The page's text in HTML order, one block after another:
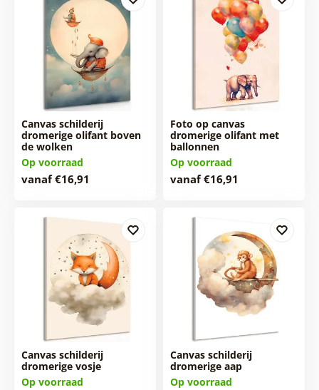
Canvas schilderij
dromerige olifant boven
de wolken
Op voorraad
vanaf €16,91
Foto op canvas
dromerige olifant met
ballonnen
Op voorraad
vanaf €16,91
Canvas schilderij
dromerige vosje
Op voorraad
Canvas schilderij
dromerige aap
Op voorraad